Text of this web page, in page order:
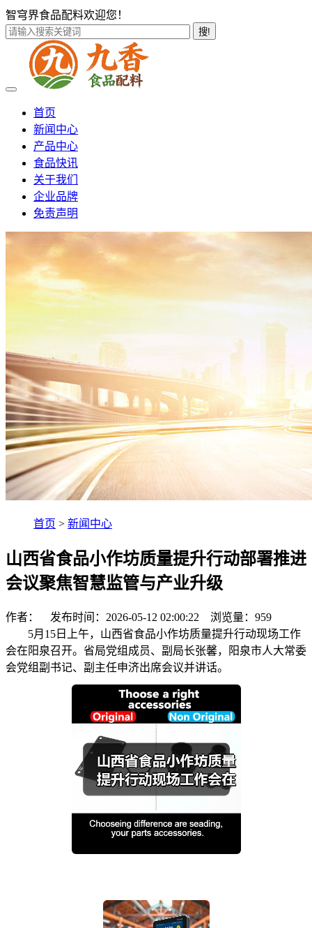
智穹界食品配料欢迎您！
搜!
首页
新闻中心
产品中心
食品快讯
关于我们
企业品牌
免责声明
首页 > 新闻中心
山西省食品小作坊质量提升行动部署推进
会议聚焦智慧监管与产业升级
作者： 发布时间：2026-05-12 02:00:22 浏览量： 959
5月15日上午，山西省食品小作坊质量提升行动现场工作
会在阳泉召开。省局党组成员、副局长张馨，阳泉市人大常委
会党组副书记、副主任申济出席会议并讲话。